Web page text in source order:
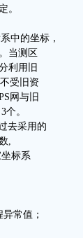
。
中的坐标，
当测区
利用旧
受旧资
网与旧
。
去采用的
,
标系
常值；